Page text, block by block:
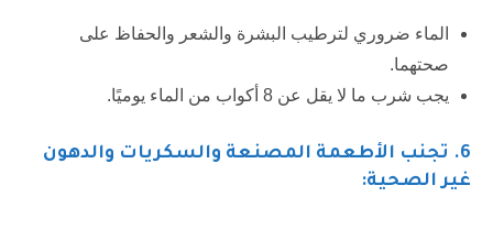
الماء ضروري لترطيب البشرة والشعر والحفاظ على
صحتهما.
يجب شرب ما لا يقل عن 8 أكواب من الماء يوميًا.
6.
تجنب الأطعمة المصنعة والسكريات والدهون
غير الصحية: